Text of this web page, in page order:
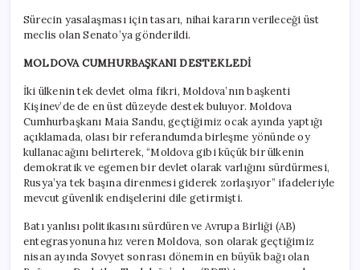
Sürecin yasalaşması için tasarı, nihai kararın verileceği üst
meclis olan Senato’ya gönderildi.
MOLDOVA CUMHURBAŞKANI DESTEKLEDİ
İki ülkenin tek devlet olma fikri, Moldova’nın başkenti
Kişinev’de de en üst düzeyde destek buluyor. Moldova
Cumhurbaşkanı Maia Sandu, geçtiğimiz ocak ayında yaptığı
açıklamada, olası bir referandumda birleşme yönünde oy
kullanacağını belirterek, “Moldova gibi küçük bir ülkenin
demokratik ve egemen bir devlet olarak varlığını sürdürmesi,
Rusya’ya tek başına direnmesi giderek zorlaşıyor” ifadeleriyle
mevcut güvenlik endişelerini dile getirmişti.
Batı yanlısı politikasını sürdüren ve Avrupa Birliği (AB)
entegrasyonuna hız veren Moldova, son olarak geçtiğimiz
nisan ayında Sovyet sonrası dönemin en büyük bağı olan